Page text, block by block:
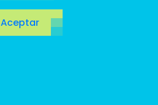
Aceptar